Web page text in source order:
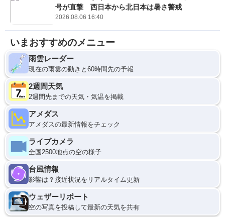
号が直撃 西日本から北日本は暑さ警戒
2026.08.06 16:40
いまおすすめのメニュー
雨雲レーダー
現在の雨雲の動きと60時間先の予報
2週間天気
2週間先までの天気・気温を掲載
アメダス
アメダスの最新情報をチェック
ライブカメラ
全国2500地点の空の様子
台風情報
影響は？接近状況をリアルタイム更新
ウェザーリポート
空の写真を投稿して最新の天気を共有